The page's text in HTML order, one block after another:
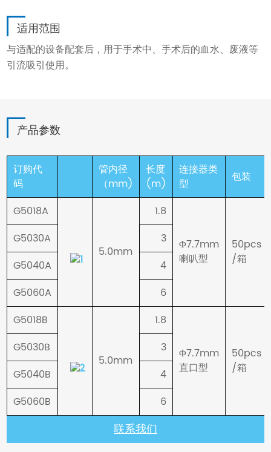
适用范围
与适配的设备配套后，用于手术中、手术后的血水、废液等
引流吸引使用。
产品参数
订购代
码
管内径
（mm)
长度
(m)
连接器类
型
包装
G5018A
5.0mm
1.8
Φ7.7mm
喇叭型
50pcs
/箱
G5030A
3
G5040A
4
G5060A
6
G5018B
5.0mm
1.8
Φ7.7mm
直口型
50pcs
/箱
G5030B
3
G5040B
4
G5060B
6
联系我们